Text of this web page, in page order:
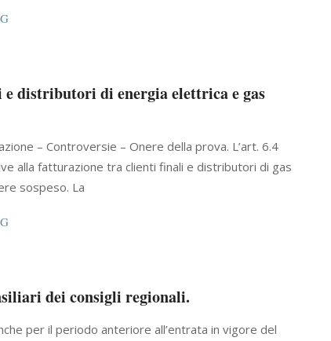
distributori di energia elettrica e gas
– Controversie – Onere della prova. L’art. 6.4
alla fatturazione tra clienti finali e distributori di gas
sospeso. La
dei consigli regionali.
per il periodo anteriore all’entrata in vigore del